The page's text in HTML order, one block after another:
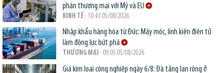
phán thương mại với Mỹ và EU
KINH TẾ- 10:43 05/08/2026
Nhập khẩu hàng hóa từ Đức: Máy móc, linh kiện điện tử
làm động lực bứt phá
THƯƠNG MẠI - 09:05 05/08/2026
Giá kim loại công nghiệp ngày 6/8: Đà tăng lan rộng ở